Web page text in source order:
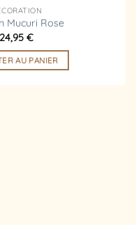
Mucuri Rose
24,95€
AU PANIER